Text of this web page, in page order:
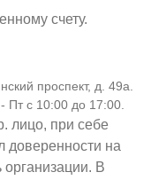
счету.
проспект, д. 49а.
Пт с 10:00 до 17:00.
лицо, при себе
доверенности на
организации. В